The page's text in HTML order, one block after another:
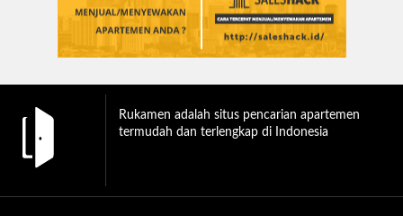
Rukamen adalah situs pencarian apartemen
termudah dan terlengkap di Indonesia